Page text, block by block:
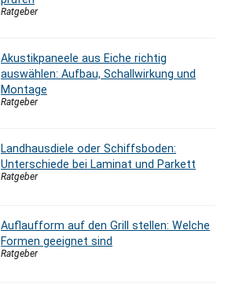
Ratgeber
Akustikpaneele aus Eiche richtig
auswählen: Aufbau, Schallwirkung und
Montage
Ratgeber
Landhausdiele oder Schiffsboden:
Unterschiede bei Laminat und Parkett
Ratgeber
Auflaufform auf den Grill stellen: Welche
Formen geeignet sind
Ratgeber